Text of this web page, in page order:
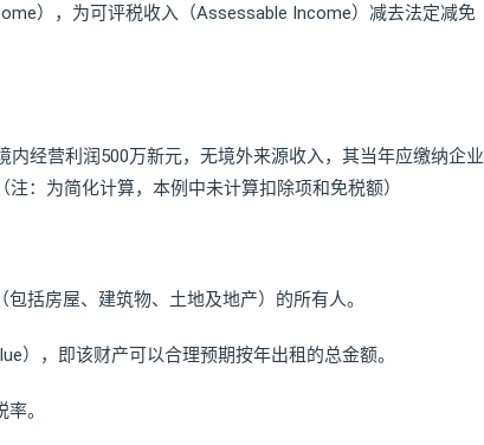
），为可评税收入（Assessable Income）减去法定减免
内经营利润500万新元，无境外来源收入，其当年应缴纳企业
注：为简化计算，本例中未计算扣除项和免税额）
括房屋、建筑物、土地及地产）的所有人。
），即该财产可以合理预期按年出租的总金额。
。